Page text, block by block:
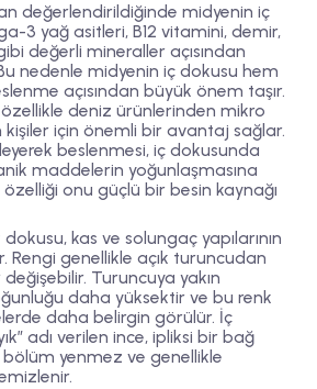
değerlendirildiğinde midyenin iç
3 yağ asitleri, B12 vitamini, demir,
değerli mineraller açısından
nedenle midyenin iç dokusu hem
açısından büyük önem taşır.
deniz ürünlerinden mikro
kişiler için önemli bir avantaj sağlar.
beslenmesi, iç dokusunda
maddelerin yoğunlaşmasına
onu güçlü bir besin kaynağı
kas ve solungaç yapılarının
Rengi genellikle açık turuncudan
Turuncuya yakın
daha yüksektir ve bu renk
daha belirgin görülür. İç
adı verilen ince, ipliksi bir bağ
yenmez ve genellikle